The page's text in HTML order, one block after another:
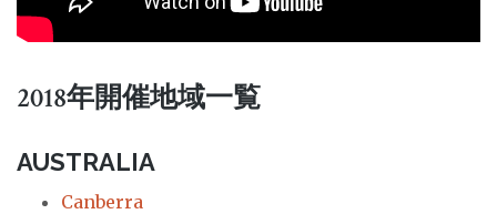
2018年開催地域一覧
AUSTRALIA
Canberra